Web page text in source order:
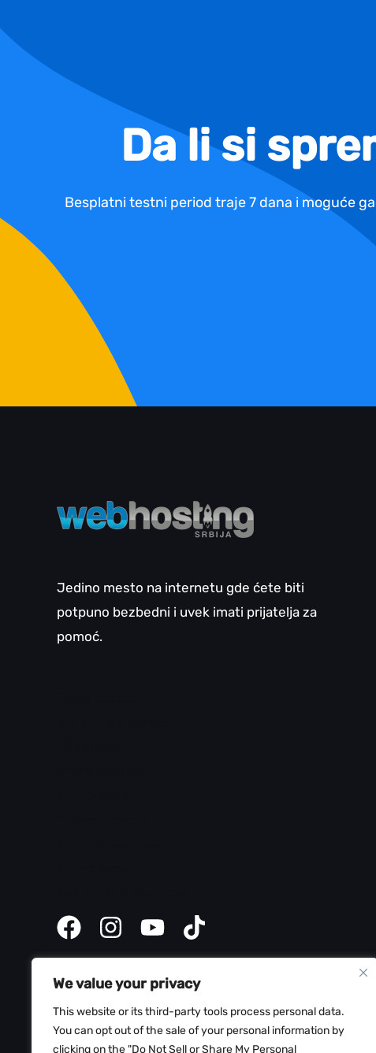
We value your privacy
This website or its third-party tools process personal data.
You can opt out of the sale of your personal information by
clicking on the "Do Not Sell or Share My Personal
Da li si
Besplatni testni period traje 7 dana i moguće
Jedino mesto na internetu gde ćete biti
potpuno bezbedni i uvek imati prijatelja za
pomoć.